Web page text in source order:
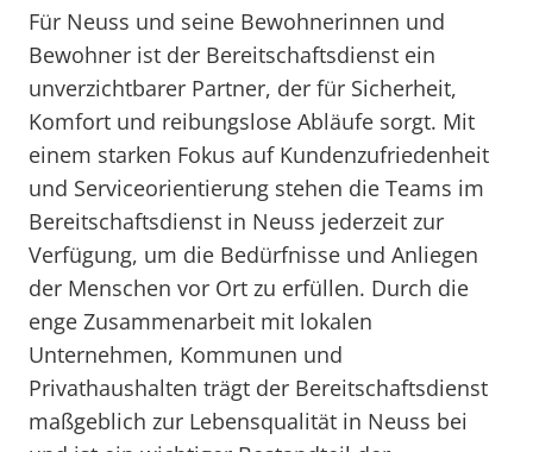
Für Neuss und seine Bewohnerinnen und
Bewohner ist der Bereitschaftsdienst ein
unverzichtbarer Partner, der für Sicherheit,
Komfort und reibungslose Abläufe sorgt. Mit
einem starken Fokus auf Kundenzufriedenheit
und Serviceorientierung stehen die Teams im
Bereitschaftsdienst in Neuss jederzeit zur
Verfügung, um die Bedürfnisse und Anliegen
der Menschen vor Ort zu erfüllen. Durch die
enge Zusammenarbeit mit lokalen
Unternehmen, Kommunen und
Privathaushalten trägt der Bereitschaftsdienst
maßgeblich zur Lebensqualität in Neuss bei